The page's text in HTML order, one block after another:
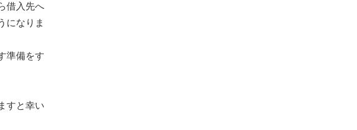
借入先へ
になりま
準備をす
すと幸い